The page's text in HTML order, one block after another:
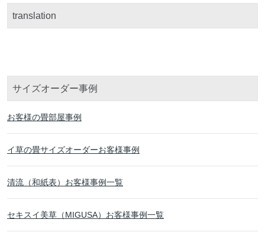
translation
サイズオーダー事例
お客様の畳部屋事例
イ草の畳サイズオーダーお客様事例
清流（和紙表）お客様事例一覧
セキスイ美草（MIGUSA）お客様事例一覧